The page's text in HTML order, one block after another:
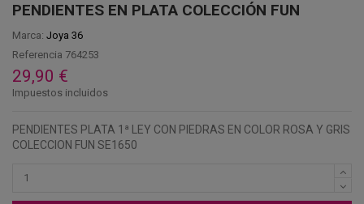
PENDIENTES EN PLATA COLECCIÓN FUN
Marca: Joya 36
Referencia 764253
29,90 €
Impuestos incluidos
PENDIENTES PLATA 1ª LEY CON PIEDRAS EN COLOR ROSA Y GRIS
COLECCION FUN SE1650